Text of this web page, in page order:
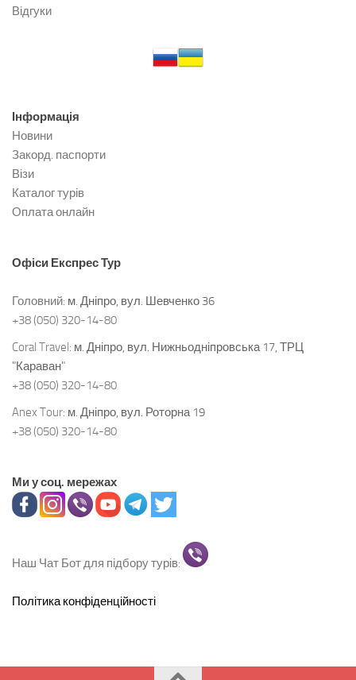
Відгуки
Інформація
Новини
Закорд. паспорти
Візи
Каталог турів
Оплата онлайн
Офіси Експрес Тур
Головний: м. Дніпро, вул. Шевченко 36
+38 (050) 320-14-80
Coral Travel: м. Дніпро, вул. Нижньодніпровська 17, ТРЦ
"Караван"
+38 (050) 320-14-80
Anex Tour: м. Дніпро, вул. Роторна 19
+38 (050) 320-14-80
Ми у соц. мережах
Наш Чат Бот для підбору турів:
Політика конфіденційності